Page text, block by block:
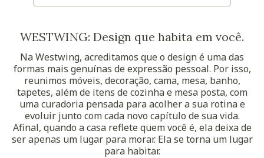
WESTWING: Design que habita em você.
Na Westwing, acreditamos que o design é uma das
formas mais genuínas de expressão pessoal. Por isso,
reunimos móveis, decoração, cama, mesa, banho,
tapetes, além de itens de cozinha e mesa posta, com
uma curadoria pensada para acolher a sua rotina e
evoluir junto com cada novo capítulo de sua vida.
Afinal, quando a casa reflete quem você é, ela deixa de
ser apenas um lugar para morar. Ela se torna um lugar
para habitar.